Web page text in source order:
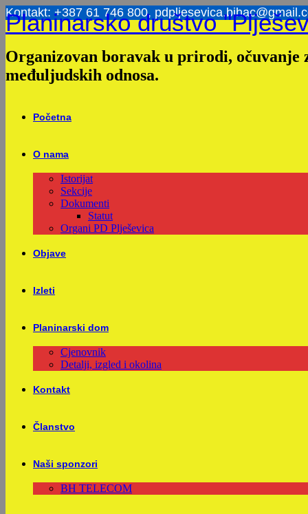
Skip
to
content
Kontakt: +387 61 746 800,
Planinarsko društvo
Organizovan boravak u prirodi,
međuljudskih odnosa.
Početna
O nama
Istorijat
Sekcije
Dokumenti
Statut
Organi PD Plješevica
Objave
Izleti
Planinarski dom
Cjenovnik
Detalji, izgled i okolina
Kontakt
Članstvo
Naši sponzori
BH TELECOM